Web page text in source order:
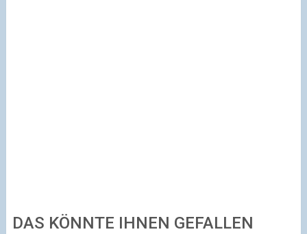
DAS KÖNNTE IHNEN GEFALLEN